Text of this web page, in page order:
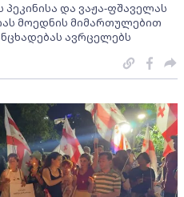
და ვაჟა-ფშაველას
მოედნის მიმართულებით
ავრცელებს